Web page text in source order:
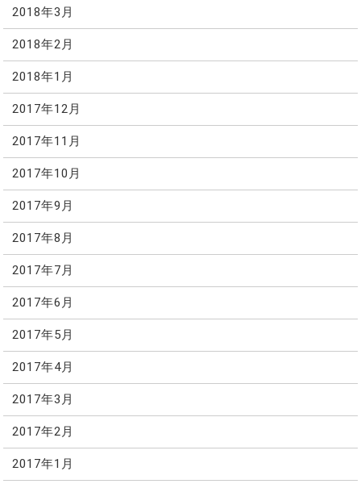
2018年3月
2018年2月
2018年1月
2017年12月
2017年11月
2017年10月
2017年9月
2017年8月
2017年7月
2017年6月
2017年5月
2017年4月
2017年3月
2017年2月
2017年1月